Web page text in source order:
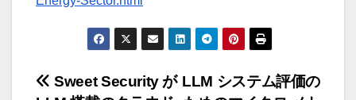
投
LLM システム評価の
Sweet Security が